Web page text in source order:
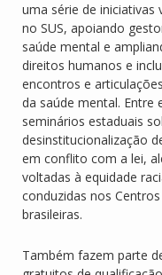
uma série de iniciativas
no SUS, apoiando
saúde mental e
direitos humanos e
encontros e
da saúde mental. Entre
seminários estaduais
desinstitucionalização
em conflito com a lei,
voltadas à equidade
conduzidas nos
brasileiras.
Também fazem parte